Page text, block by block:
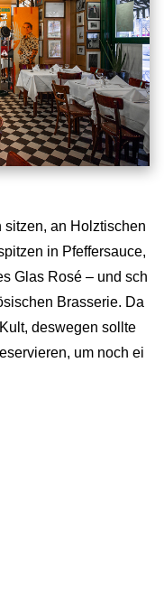
an Holztischen
in Pfeffersauce,
Glas Rosé – und sch
Brasserie. Da
deswegen sollte
um noch ei